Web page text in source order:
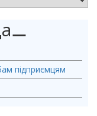
⚊
підприємцям